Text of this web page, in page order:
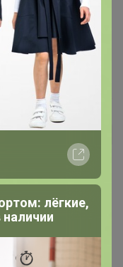
длинные.
будут
лёгкие,